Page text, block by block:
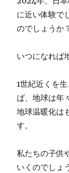
に近い体験で
のでしょうか
いつになれば
1世紀近くを
ば、地球は年
地球温暖化は
す。
私たちの子供
いくのでしょ